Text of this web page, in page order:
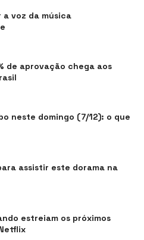
a voz da música
de aprovação chega aos
neste domingo (7/12): o que
assistir este dorama na
estreiam os próximos